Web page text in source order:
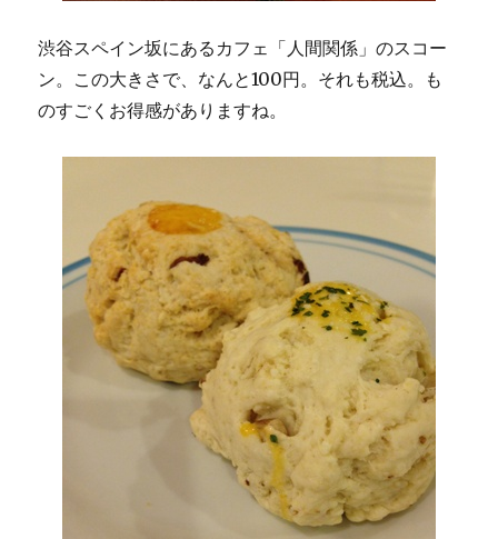
渋谷スペイン坂にあるカフェ「人間関係」のスコー
ン。この大きさで、なんと100円。それも税込。も
のすごくお得感がありますね。